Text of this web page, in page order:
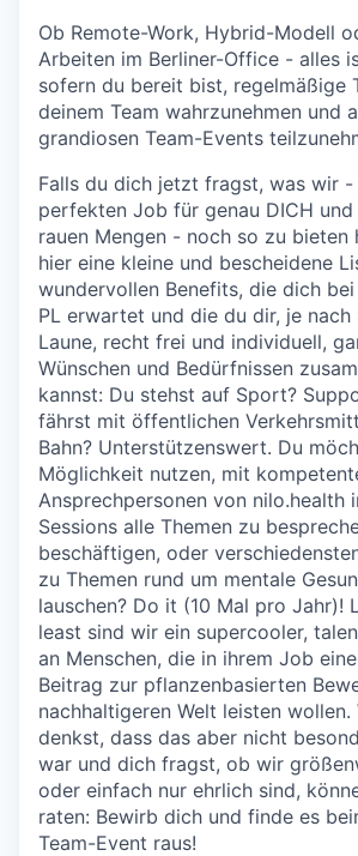
Ob Remote-Work, Hybrid-Modell
Arbeiten im Berliner-Office - alles
sofern du bereit bist, regelmäßige
deinem Team wahrzunehmen und
grandiosen Team-Events
Falls du dich jetzt fragst, was wir -
perfekten Job für genau DICH
rauen Mengen - noch so zu bieten
hier eine kleine und bescheidene
wundervollen Benefits, die dich bei
PL erwartet und die du dir, je
Laune, recht frei und individuell,
Wünschen und Bedürfnissen
kannst: Du stehst auf Sport?
fährst mit öffentlichen
Bahn? Unterstützenswert. Du
Möglichkeit nutzen, mit
Ansprechpersonen von nilo.health
Sessions alle Themen zu
beschäftigen, oder
zu Themen rund um mentale
lauschen? Do it (10 Mal pro Jahr)!
least sind wir ein supercooler,
an Menschen, die in ihrem Job
Beitrag zur pflanzenbasierten
nachhaltigeren Welt leisten wollen.
denkst, dass das aber nicht
war und dich fragst, ob wir
oder einfach nur ehrlich sind,
raten: Bewirb dich und finde es
Team-Event raus!